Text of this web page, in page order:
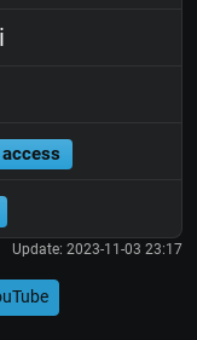
Update: 2023-11-03 23:17